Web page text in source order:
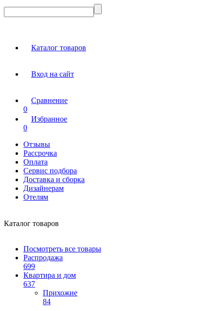
Каталог товаров
Вход на сайт
Сравнение
0
Избранное
0
Отзывы
Рассрочка
Оплата
Сервис подбора
Доставка и сборка
Дизайнерам
Отелям
Каталог товаров
Посмотреть все товары
Распродажа
699
Квартира и дом
637
Прихожие
84